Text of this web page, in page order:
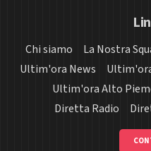
Chi siamo La Nostra
Ultim'ora News
Ultim'ora Alto
Diretta Radio